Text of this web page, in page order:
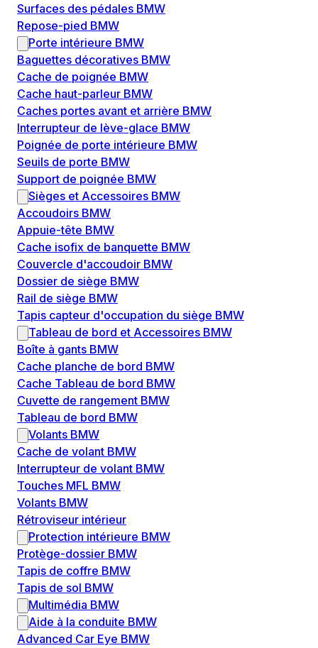
Surfaces des pédales BMW
Repose-pied BMW
Porte intérieure BMW
Baguettes décoratives BMW
Cache de poignée BMW
Cache haut-parleur BMW
Caches portes avant et arrière BMW
Interrupteur de lève-glace BMW
Poignée de porte intérieure BMW
Seuils de porte BMW
Support de poignée BMW
Sièges et Accessoires BMW
Accoudoirs BMW
Appuie-tête BMW
Cache isofix de banquette BMW
Couvercle d'accoudoir BMW
Dossier de siège BMW
Rail de siège BMW
Tapis capteur d'occupation du siège BMW
Tableau de bord et Accessoires BMW
Boîte à gants BMW
Cache planche de bord BMW
Cache Tableau de bord BMW
Cuvette de rangement BMW
Tableau de bord BMW
Volants BMW
Cache de volant BMW
Interrupteur de volant BMW
Touches MFL BMW
Volants BMW
Rétroviseur intérieur
Protection intérieure BMW
Protège-dossier BMW
Tapis de coffre BMW
Tapis de sol BMW
Multimédia BMW
Aide à la conduite BMW
Advanced Car Eye BMW